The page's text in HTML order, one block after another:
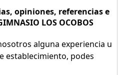
opiniones, referencias e
LOS OCOBOS
alguna experiencia u
establecimiento, podes